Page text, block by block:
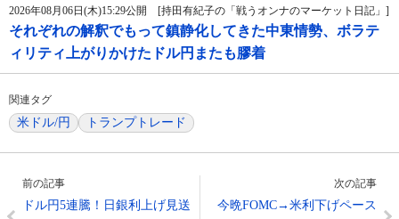
2026年08月06日(木)15:29公開 [持田有紀子の「戦うオンナのマーケット日記」]
それぞれの解釈でもって鎮静化してきた中東情勢、ボラテ
ィリティ上がりかけたドル円またも膠着
関連タグ
米ドル/円 トランプトレード
前の記事
ドル円5連騰！日銀利上げ見送
次の記事
今晩FOMC→米利下げペース